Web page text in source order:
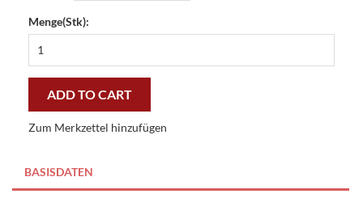
Menge(Stk):
Clean
Grillmeister
-
gut
quantity
ADD TO CART
Zum Merkzettel hinzufügen
BASISDATEN